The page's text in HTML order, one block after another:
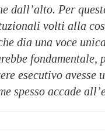
dall’alto. Per
volti alla
dia una voce
fondamentale,
esecutivo avesse
spesso accade